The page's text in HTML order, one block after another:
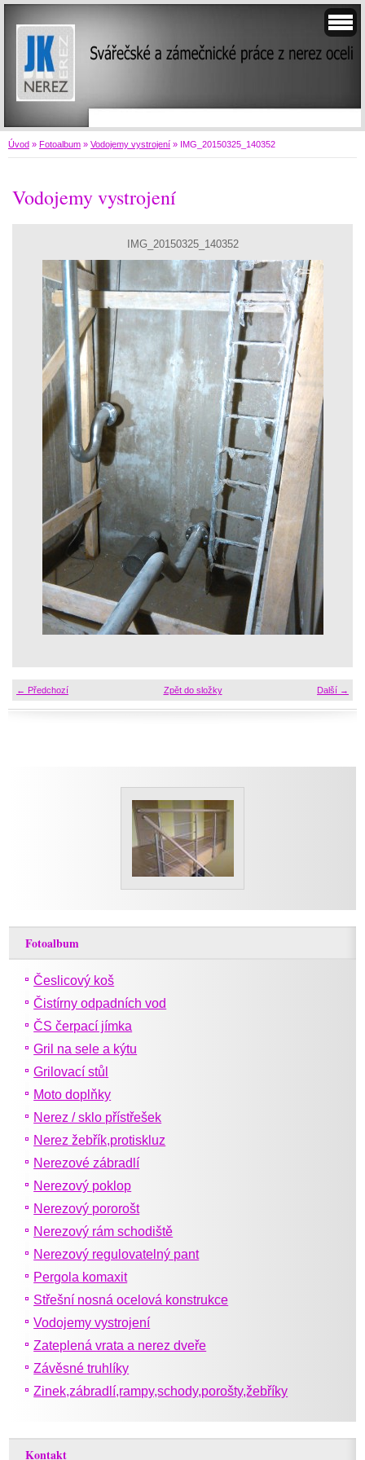
Úvod » Fotoalbum » Vodojemy vystrojení » IMG_20150325_140352
Vodojemy vystrojení
IMG_20150325_140352
← Předchozí Další →
Zpět do složky
Fotoalbum
Česlicový koš
Čistírny odpadních vod
ČS čerpací jímka
Gril na sele a kýtu
Grilovací stůl
Moto doplňky
Nerez / sklo přístřešek
Nerez žebřík,protiskluz
Nerezové zábradlí
Nerezový poklop
Nerezový pororošt
Nerezový rám schodiště
Nerezový regulovatelný pant
Pergola komaxit
Střešní nosná ocelová konstrukce
Vodojemy vystrojení
Zateplená vrata a nerez dveře
Závěsné truhlíky
Zinek,zábradlí,rampy,schody,porošty,žebříky
Kontakt